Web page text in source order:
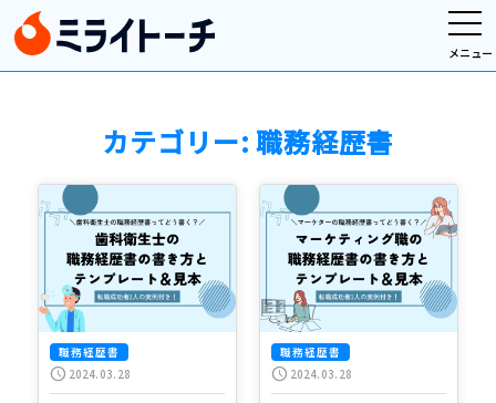
メニュー
カテゴリー:職務経歴書
職務経歴書
schedule 2024.03.28
職務経歴書
schedule 2024.03.28